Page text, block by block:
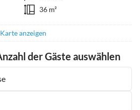
36 m²
anzeigen
der Gäste auswählen